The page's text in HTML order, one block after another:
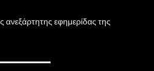
ανεξάρτητης εφημερίδας της